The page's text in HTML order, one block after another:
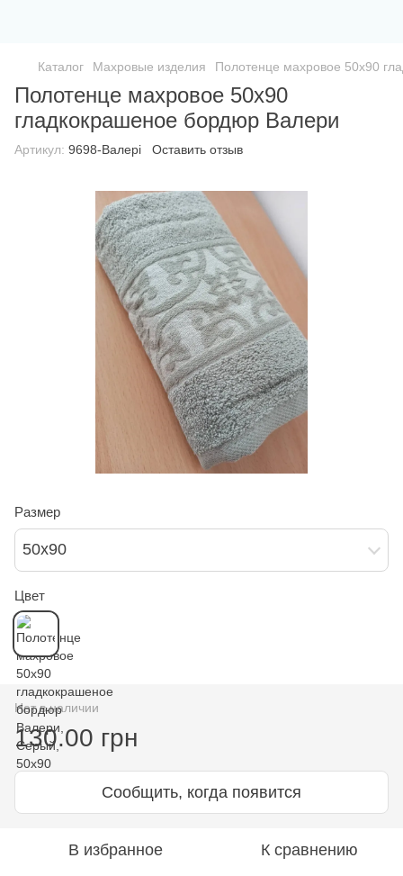
Каталог Махровые изделия Полотенце махровое 50х90
Полотенце махровое 50х90
гладкокрашеное бордюр Валери
Артикул: 9698-Валері Оставить отзыв
Размер
50х90
Цвет
Нет в наличии
130.00 грн
Сообщить, когда появится
В избранное К сравнению